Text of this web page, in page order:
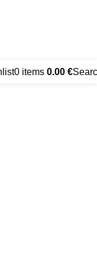
0 items 0.00 €